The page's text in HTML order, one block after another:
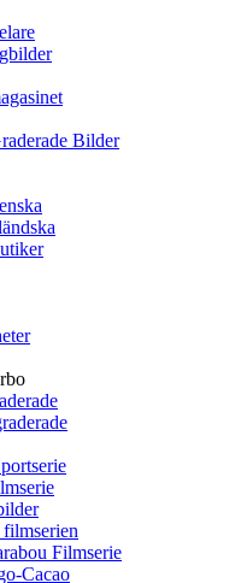
Bilder
Filmserie
Cacao